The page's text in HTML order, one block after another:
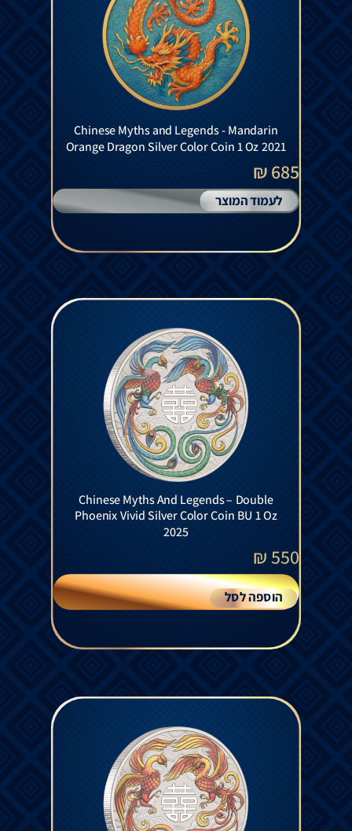
Chinese Myths and Legends - Mandarin
Orange Dragon Silver Color Coin 1 Oz 2021
685 ₪
לעמוד המוצר
Chinese Myths And Legends – Double
Phoenix Vivid Silver Color Coin BU 1 Oz
2025
550
₪
הוספה לסל